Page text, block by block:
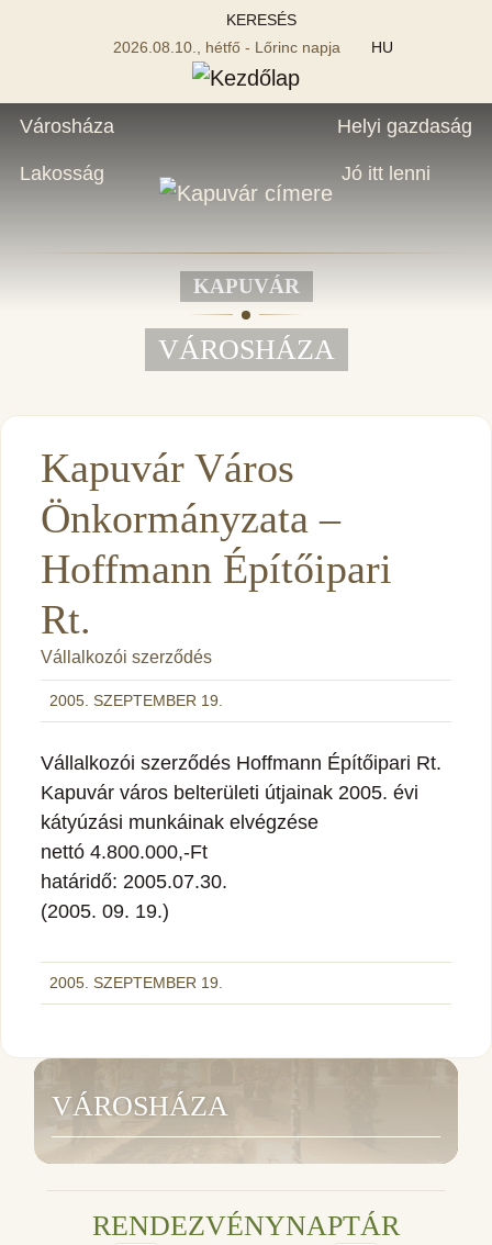
KERESÉS
2026.08.10., hétfő - Lőrinc napja
HU
Városháza
Lakosság
Helyi gazdaság
Jó itt lenni
KAPUVÁR
VÁROSHÁZA
Kapuvár Város
Önkormányzata –
Hoffmann Építőipari
Rt.
Vállalkozói szerződés
2005. SZEPTEMBER 19.
Vállalkozói szerződés Hoffmann Építőipari Rt.
Kapuvár város belterületi útjainak 2005. évi
kátyúzási munkáinak elvégzése
nettó 4.800.000,-Ft
határidő: 2005.07.30.
(2005. 09. 19.)
2005. SZEPTEMBER 19.
VÁROSHÁZA
RENDEZVÉNYNAPTÁR